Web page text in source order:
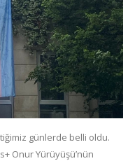
günlerde belli oldu.
Onur Yürüyüşü’nün